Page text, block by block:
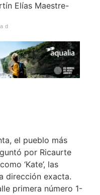
Elías Maestre-
el pueblo más
por Ricaurte
‘Kate’, las
dirección exacta.
primera número 1-